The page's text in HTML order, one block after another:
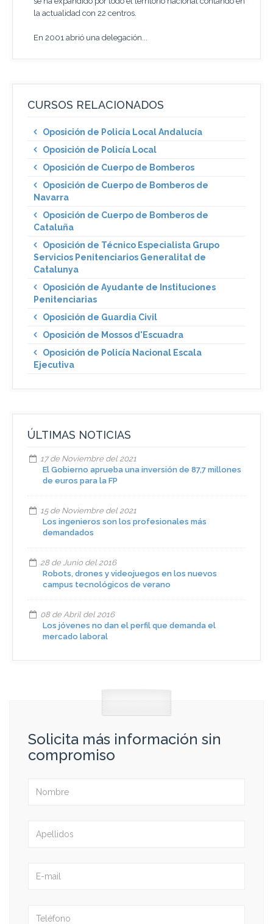
la actualidad con 22 centros.
En 2001 abrió una delegación...
CURSOS RELACIONADOS
Oposición de Policía Local Andalucía
Oposición de Policía Local
Oposición de Cuerpo de Bomberos
Oposición de Cuerpo de Bomberos de
Navarra
Oposición de Cuerpo de Bomberos de
Cataluña
Oposición de Técnico Especialista Grupo
Servicios Penitenciarios Generalitat de
Catalunya
Oposición de Ayudante de Instituciones
Penitenciarias
Oposición de Guardia Civil
Oposición de Mossos d'Escuadra
Oposición de Policía Nacional Escala
Ejecutiva
ÚLTIMAS NOTICIAS
17 de Noviembre del 2021
El Gobierno aprueba una inversión de 87,7 millones
de euros para la FP
15 de Noviembre del 2021
Los ingenieros son los profesionales más
demandados
28 de Junio del 2016
Robots, drones y videojuegos en los nuevos
campus tecnológicos de verano
08 de Abril del 2016
Los jóvenes no dan el perfil que demanda el
mercado laboral
Solicita más información sin
compromiso